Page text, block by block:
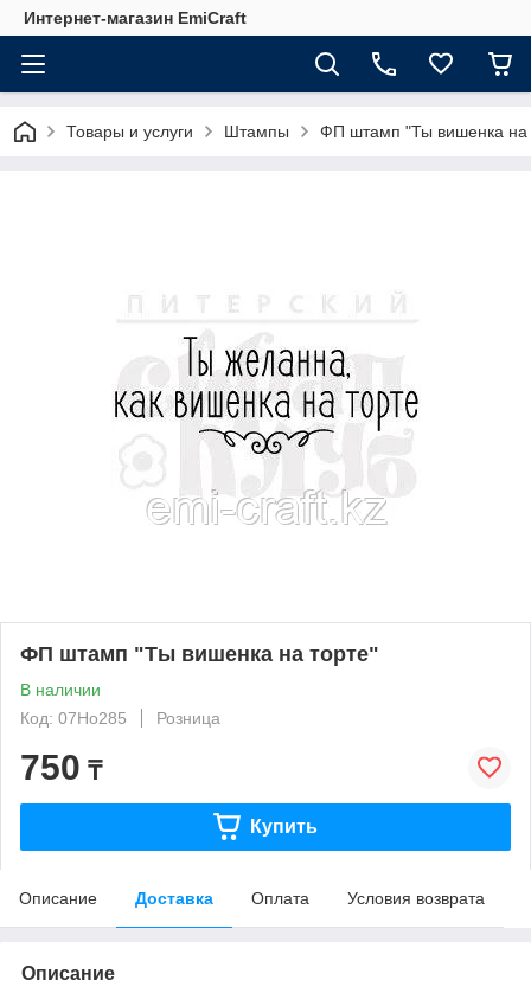
Интернет-магазин EmiCraft
Товары и услуги Штампы ФП штамп "Ты вишенка на
ФП штамп "Ты вишенка на торте"
В наличии
Код: 07Но285
Розница
750 ₸
Купить
Описание Доставка Оплата Условия возврата
Описание